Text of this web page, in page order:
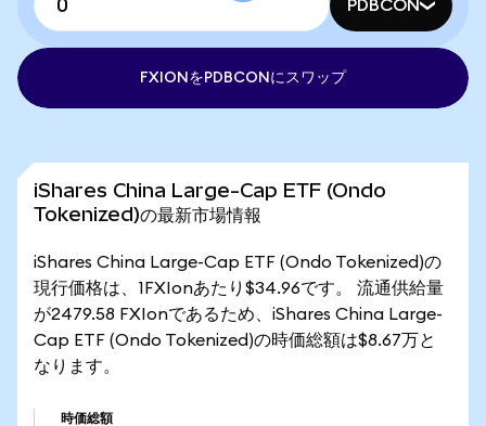
PDBCON
FXIONをPDBCONにスワップ
iShares China Large-Cap ETF (Ondo
Tokenized)の最新市場情報
iShares China Large-Cap ETF (Ondo Tokenized)の
現行価格は、1FXIonあたり$34.96です。 流通供給量
が2479.58 FXIonであるため、iShares China Large-
Cap ETF (Ondo Tokenized)の時価総額は$8.67万と
なります。
時価総額